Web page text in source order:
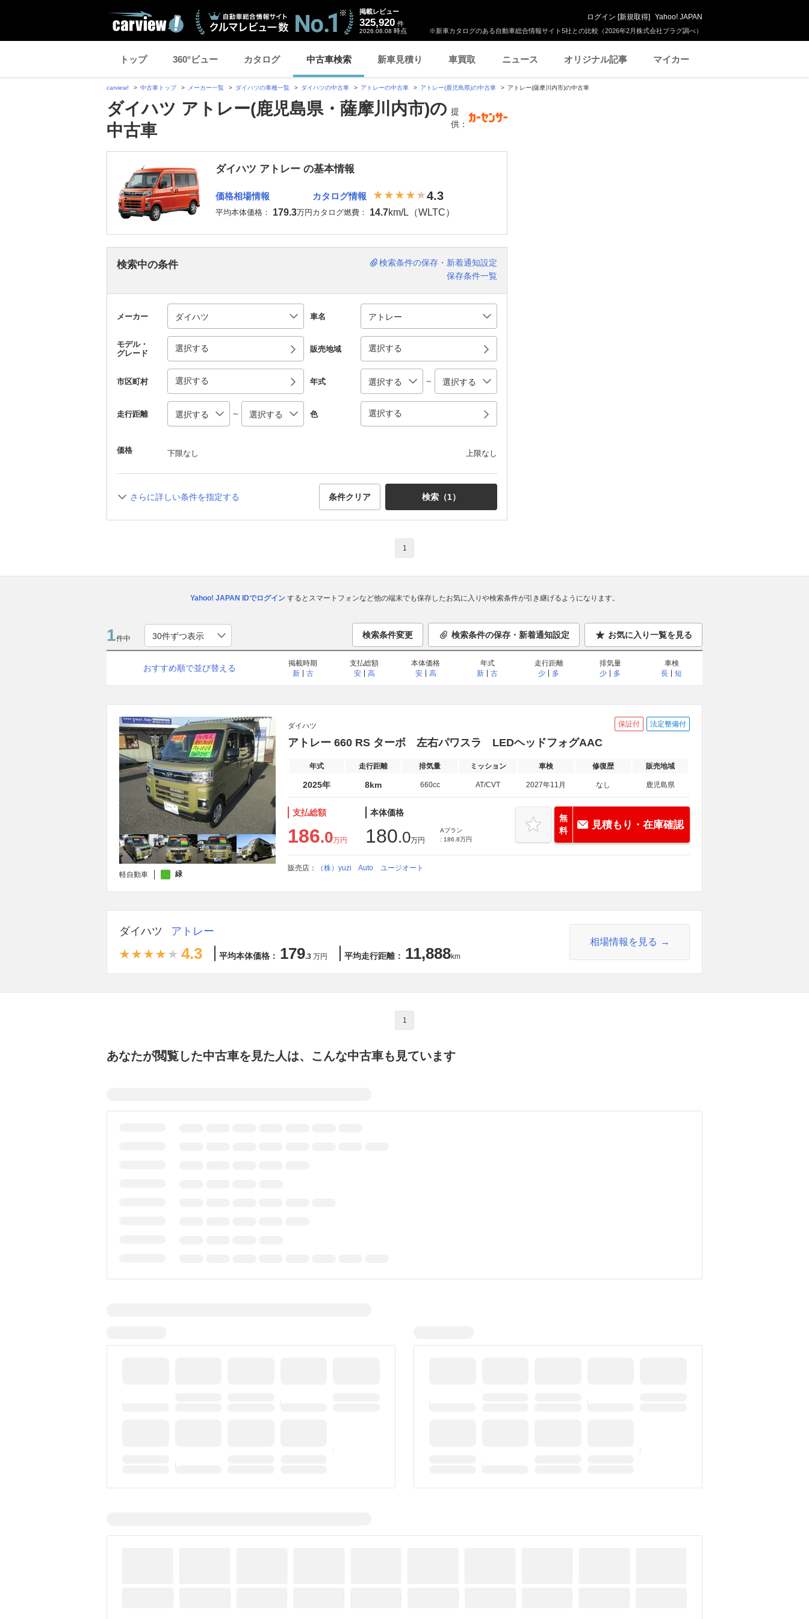
※新車カタログのある自動車総合情報サイト5社との比較（2026年2月株式会社プラグ調べ）
掲載レビュー
325,920 件
2026.08.08 時点
ログイン [新規取得] Yahoo! JAPAN
トップ 360°ビュー カタログ 中古車検索 新車見積り 車買取 ニュース オリジナル記事 マイカー
carview! 中古車トップ メーカー一覧 ダイハツの車種一覧 ダイハツの中古車 アトレーの中古車 アトレー(鹿児島県)の中古車 アトレー(薩摩川内市)の中古車
ダイハツ アトレー(鹿児島県・薩摩川内市)の
中古車
提
供：
ダイハツ アトレー の基本情報
価格相場情報
平均本体価格： 179.3万円
カタログ情報 4.3
カタログ燃費： 14.7km/L（WLTC）
検索中の条件
検索条件の保存・新着通知設定
保存条件一覧
メーカー 車名
モデル・
グレード
選択する 販売地域 選択する
市区町村 選択する 年式 ～
走行距離 ～ 色 選択する
価格 下限なし 上限なし
さらに詳しい条件を指定する 条件クリア 検索（1）
1
Yahoo! JAPAN IDでログインするとスマートフォンなど他の端末でも保存したお気に入りや検索条件が引き継げるようになります。
1件中 検索条件変更 検索条件の保存・新着通知設定 お気に入り一覧を見る
おすすめ順で並び替える
掲載時期
新
古
支払総額
安
高
本体価格
安
高
年式
新
古
走行距離
少
多
排気量
少
多
車検
長
短
軽自動車 緑
ダイハツ 保証付 法定整備付
アトレー 660 RS ターボ 左右パワスラ LEDヘッドフォグAAC
年式 走行距離 排気量 ミッション 車検 修復歴 販売地域
2025年 8km 660cc AT/CVT 2027年11月 なし 鹿児島県
支払総額
186.0万円
本体価格
180.0万円
Aプラン
: 186.8万円
無
料
見積もり・在庫確認
販売店： （株）yuzi Auto ユージオート
ダイハツ アトレー
4.3 平均本体価格： 179.3 万円 平均走行距離： 11,888km
相場情報を見る
1
あなたが閲覧した中古車を見た人は、こんな中古車も見ています